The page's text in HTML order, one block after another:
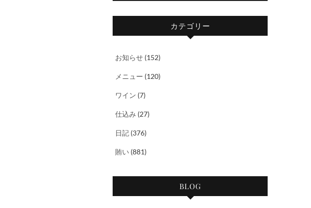
カテゴリー
お知らせ (152)
メニュー (120)
ワイン (7)
仕込み (27)
日記 (376)
賄い (881)
BLOG